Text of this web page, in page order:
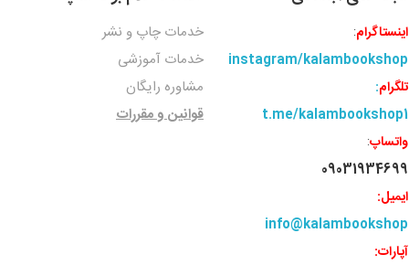
اینستاگرام:
instagram/kalambookshop
تلگرام:
t.me/kalambookshop1
واتساپ:
09031934699
ایمیل:
info@kalambookshop
آپارات:
خدمات چاپ و نشر
خدمات آموزشی
مشاوره رایگان
قوانین و مقررات